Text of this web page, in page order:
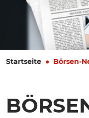
Startseite Börsen-